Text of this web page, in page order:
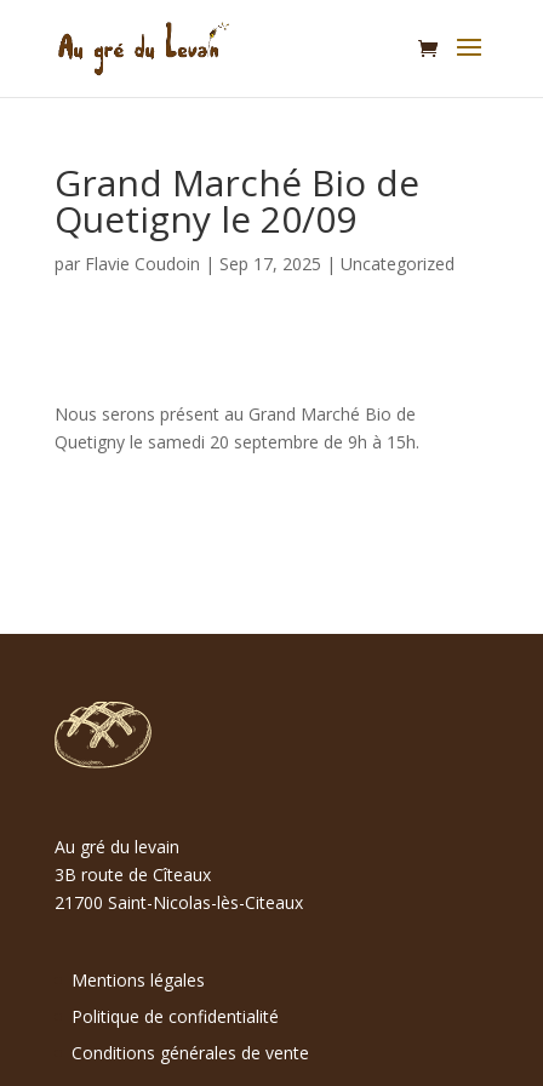
Grand Marché Bio de
Quetigny le 20/09
par Flavie Coudoin | Sep 17, 2025 | Uncategorized
Nous serons présent au Grand Marché Bio de
Quetigny le samedi 20 septembre de 9h à 15h.
Au gré du levain
3B route de Cîteaux
21700 Saint-Nicolas-lès-Citeaux
Mentions légales
Politique de confidentialité
Conditions générales de vente